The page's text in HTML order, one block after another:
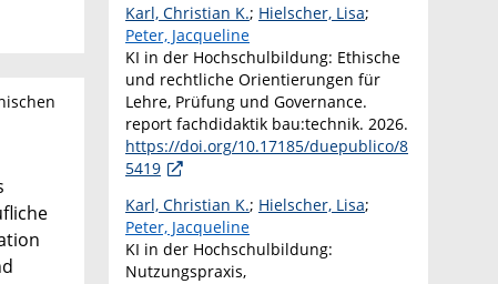
Karl, Christian K.; Hielscher, Lisa;
Peter, Jacqueline
KI in der Hochschulbildung: Ethische
und rechtliche Orientierungen für
Lehre, Prüfung und Governance.
report fachdidaktik bau:technik. 2026.
https://doi.org/10.17185/duepublico/8
5419
Karl, Christian K.; Hielscher, Lisa;
Peter, Jacqueline
KI in der Hochschulbildung:
Nutzungspraxis,